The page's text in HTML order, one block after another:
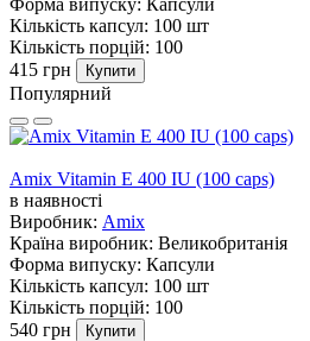
Кількість капсул: 100 шт
Кількість порцій: 100
415 грн
Купити
Популярний
Amix Vitamin E 400 IU (100 caps)
в наявності
Виробник: Amix
Країна виробник: Великобританія
Форма випуску: Капсули
Кількість капсул: 100 шт
Кількість порцій: 100
540 грн
Купити